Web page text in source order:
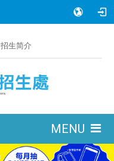
招生简介
MENU